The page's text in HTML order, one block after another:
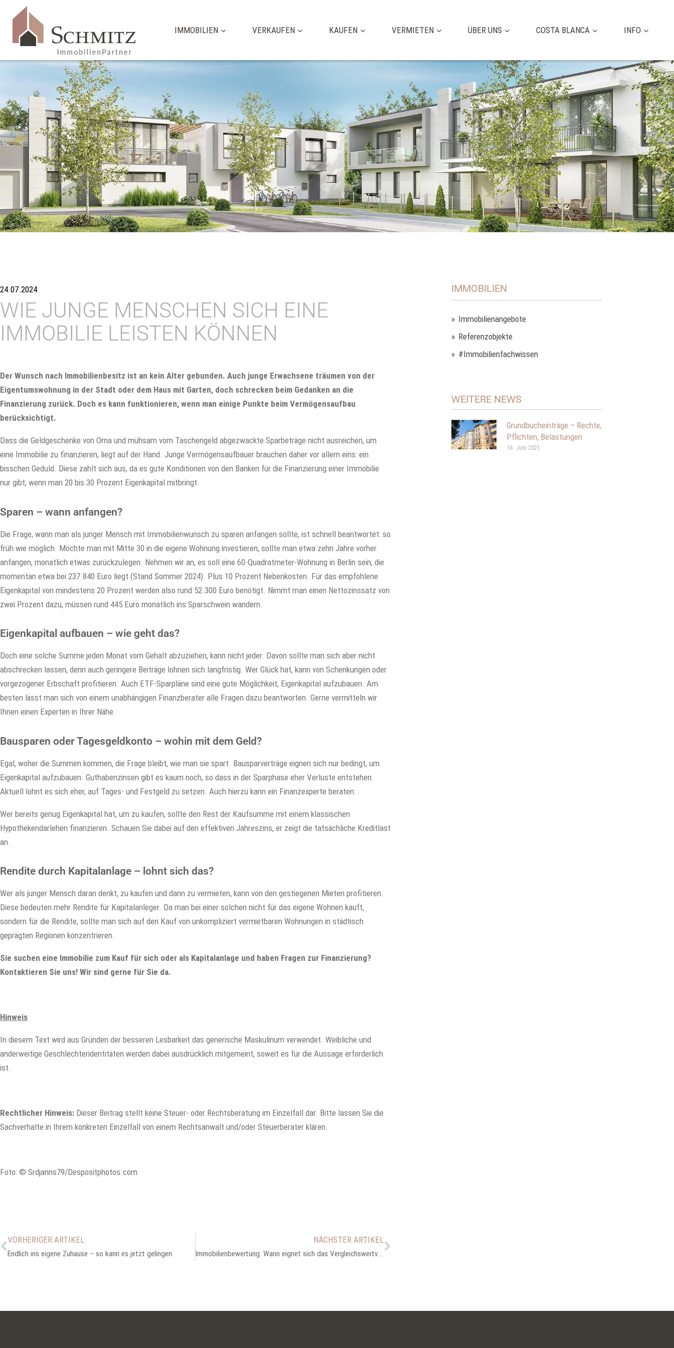
IMMOBILIEN VERKAUFEN KAUFEN VERMIETEN ÜBER UNS COSTA BLANCA INFO
24.07.2024
WIE JUNGE MENSCHEN SICH EINE
IMMOBILIE LEISTEN KÖNNEN
Der Wunsch nach Immobilienbesitz ist an kein Alter gebunden. Auch junge Erwachsene träumen von der
Eigentumswohnung in der Stadt oder dem Haus mit Garten, doch schrecken beim Gedanken an die
Finanzierung zurück. Doch es kann funktionieren, wenn man einige Punkte beim Vermögensaufbau
berücksichtigt.
Dass die Geldgeschenke von Oma und mühsam vom Taschengeld abgezwackte Sparbeträge nicht ausreichen, um
eine Immobilie zu finanzieren, liegt auf der Hand. Junge Vermögensaufbauer brauchen daher vor allem eins: ein
bisschen Geduld. Diese zahlt sich aus, da es gute Konditionen von den Banken für die Finanzierung einer Immobilie
nur gibt, wenn man 20 bis 30 Prozent Eigenkapital mitbringt.
Sparen – wann anfangen?
Die Frage, wann man als junger Mensch mit Immobilienwunsch zu sparen anfangen sollte, ist schnell beantwortet: so
früh wie möglich. Möchte man mit Mitte 30 in die eigene Wohnung investieren, sollte man etwa zehn Jahre vorher
anfangen, monatlich etwas zurückzulegen. Nehmen wir an, es soll eine 60-Quadratmeter-Wohnung in Berlin sein, die
momentan etwa bei 237.840 Euro liegt (Stand Sommer 2024). Plus 10 Prozent Nebenkosten. Für das empfohlene
Eigenkapital von mindestens 20 Prozent werden also rund 52.300 Euro benötigt. Nimmt man einen Nettozinssatz von
zwei Prozent dazu, müssen rund 445 Euro monatlich ins Sparschwein wandern.
Eigenkapital aufbauen – wie geht das?
Doch eine solche Summe jeden Monat vom Gehalt abzuziehen, kann nicht jeder. Davon sollte man sich aber nicht
abschrecken lassen, denn auch geringere Beiträge lohnen sich langfristig. Wer Glück hat, kann von Schenkungen oder
vorgezogener Erbschaft profitieren. Auch ETF-Sparpläne sind eine gute Möglichkeit, Eigenkapital aufzubauen. Am
besten lässt man sich von einem unabhängigen Finanzberater alle Fragen dazu beantworten. Gerne vermitteln wir
Ihnen einen Experten in Ihrer Nähe.
Bausparen oder Tagesgeldkonto – wohin mit dem Geld?
Egal, woher die Summen kommen, die Frage bleibt, wie man sie spart. Bausparverträge eignen sich nur bedingt, um
Eigenkapital aufzubauen. Guthabenzinsen gibt es kaum noch, so dass in der Sparphase eher Verluste entstehen.
Aktuell lohnt es sich eher, auf Tages- und Festgeld zu setzen. Auch hierzu kann ein Finanzexperte beraten.
Wer bereits genug Eigenkapital hat, um zu kaufen, sollte den Rest der Kaufsumme mit einem klassischen
Hypothekendarlehen finanzieren. Schauen Sie dabei auf den effektiven Jahreszins, er zeigt die tatsächliche Kreditlast
an.
Rendite durch Kapitalanlage – lohnt sich das?
Wer als junger Mensch daran denkt, zu kaufen und dann zu vermieten, kann von den gestiegenen Mieten profitieren.
Diese bedeuten mehr Rendite für Kapitalanleger. Da man bei einer solchen nicht für das eigene Wohnen kauft,
sondern für die Rendite, sollte man sich auf den Kauf von unkompliziert vermietbaren Wohnungen in städtisch
geprägten Regionen konzentrieren.
Sie suchen eine Immobilie zum Kauf für sich oder als Kapitalanlage und haben Fragen zur Finanzierung?
Kontaktieren Sie uns! Wir sind gerne für Sie da.
Hinweis
In diesem Text wird aus Gründen der besseren Lesbarkeit das generische Maskulinum verwendet. Weibliche und
anderweitige Geschlechteridentitäten werden dabei ausdrücklich mitgemeint, soweit es für die Aussage erforderlich
ist.
Rechtlicher Hinweis: Dieser Beitrag stellt keine Steuer- oder Rechtsberatung im Einzelfall dar. Bitte lassen Sie die
Sachverhalte in Ihrem konkreten Einzelfall von einem Rechtsanwalt und/oder Steuerberater klären.
Foto: © Srdjanns79/Despositphotos.com
VORHERIGER ARTIKEL
Endlich ins eigene Zuhause – so kann es jetzt gelingen
NÄCHSTER ARTIKEL
Immobilienbewertung: Wann eignet sich das Vergleichswertverfahren?
IMMOBILIEN
Immobilienangebote
Referenzobjekte
#Immobilienfachwissen
WEITERE NEWS
Grundbucheinträge – Rechte,
Pflichten, Belastungen
16. Juni 2021